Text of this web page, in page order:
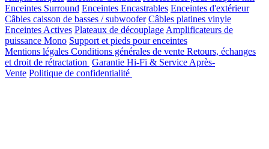
Enceintes Surround Enceintes Encastrables Enceintes d'extérieur
Câbles caisson de basses / subwoofer Câbles platines vinyle
Enceintes Actives Plateaux de découplage Amplificateurs de
puissance Mono Support et pieds pour enceintes
Mentions légales Conditions générales de vente Retours, échanges
et droit de rétractation Garantie Hi-Fi & Service Après-
Vente Politique de confidentialité